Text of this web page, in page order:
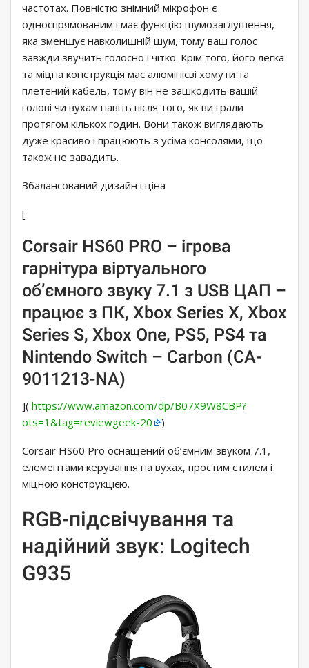
частотах. Повністю знімний мікрофон є
односпрямованим і має функцію шумозаглушення,
яка зменшує навколишній шум, тому ваш голос
завжди звучить голосно і чітко. Крім того, його легка
та міцна конструкція має алюмінієві хомути та
плетений кабель, тому він не зашкодить вашій
голові чи вухам навіть після того, як ви грали
протягом кількох годин. Вони також виглядають
дуже красиво і працюють з усіма консолями, що
також не завадить.
Збалансований дизайн і ціна
[
Corsair HS60 PRO – ігрова
гарнітура віртуального
об’ємного звуку 7.1 з USB ЦАП –
працює з ПК, Xbox Series X, Xbox
Series S, Xbox One, PS5, PS4 та
Nintendo Switch – Carbon (CA-
9011213-NA)
]( https://www.amazon.com/dp/B07X9W8CBP?
ots=1&tag=reviewgeek-20
)
Corsair HS60 Pro оснащений об’ємним звуком 7.1,
елементами керування на вухах, простим стилем і
міцною конструкцією.
RGB-підсвічування та
надійний звук: Logitech
G935